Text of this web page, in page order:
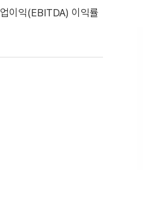
이익(EBITDA) 이익률